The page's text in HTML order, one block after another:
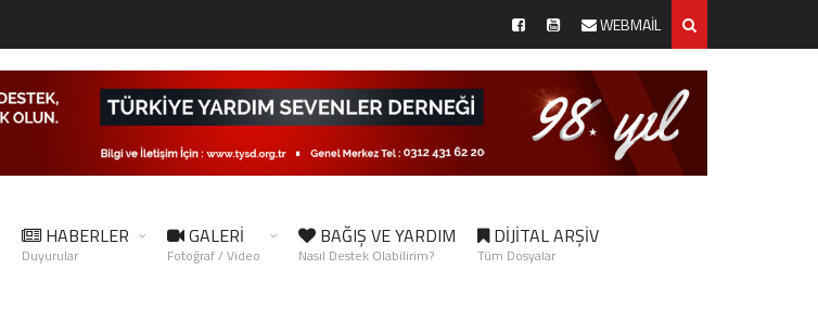
WEBMAİL
HABERLER
Duyurular
GALERİ
Fotoğraf / Video
BAĞIŞ VE YARDIM
Nasıl Destek Olabilirim?
DİJİTAL ARŞİV
Tüm Dosyalar